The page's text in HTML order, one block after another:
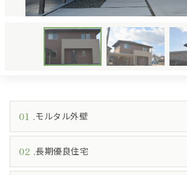
土地をお探しの方へ Instagram
01 モルタル外壁
02 長期優良住宅